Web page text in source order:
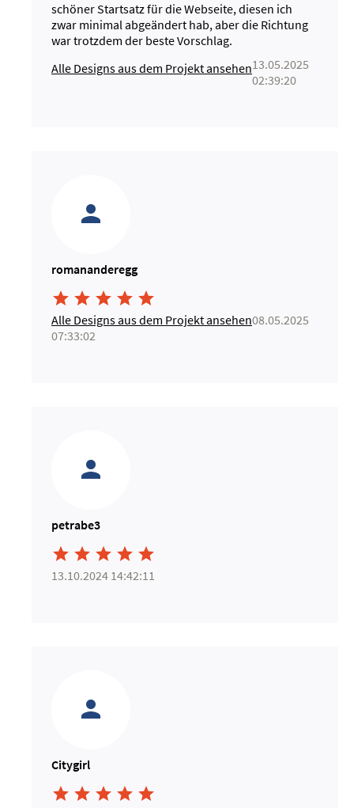
schöner Startsatz für die Webseite, diesen ich
zwar minimal abgeändert hab, aber die Richtung
war trotzdem der beste Vorschlag.
Alle Designs aus dem Projekt ansehen13.05.2025
02:39:20
romananderegg
    
Alle Designs aus dem Projekt ansehen08.05.2025
07:33:02
petrabe3
    
13.10.2024 14:42:11
Citygirl
    